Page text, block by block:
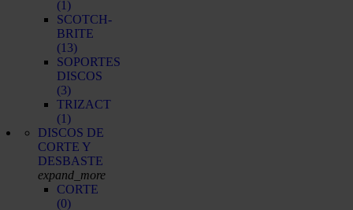
(1)
SCOTCH-
BRITE
(13)
SOPORTES
DISCOS
(3)
TRIZACT
(1)
DISCOS DE
CORTE Y
DESBASTE
expand_more
CORTE
(0)